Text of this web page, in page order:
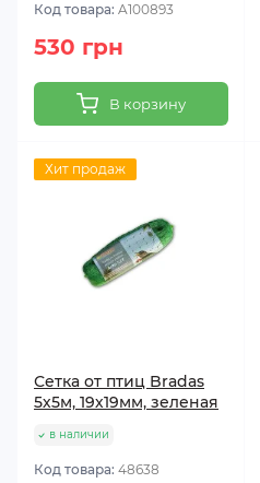
Код товара: A100893
530 грн
В корзину
Хит продаж
Сетка от птиц Bradas
5х5м, 19х19мм, зеленая
в наличии
Код товара: 48638